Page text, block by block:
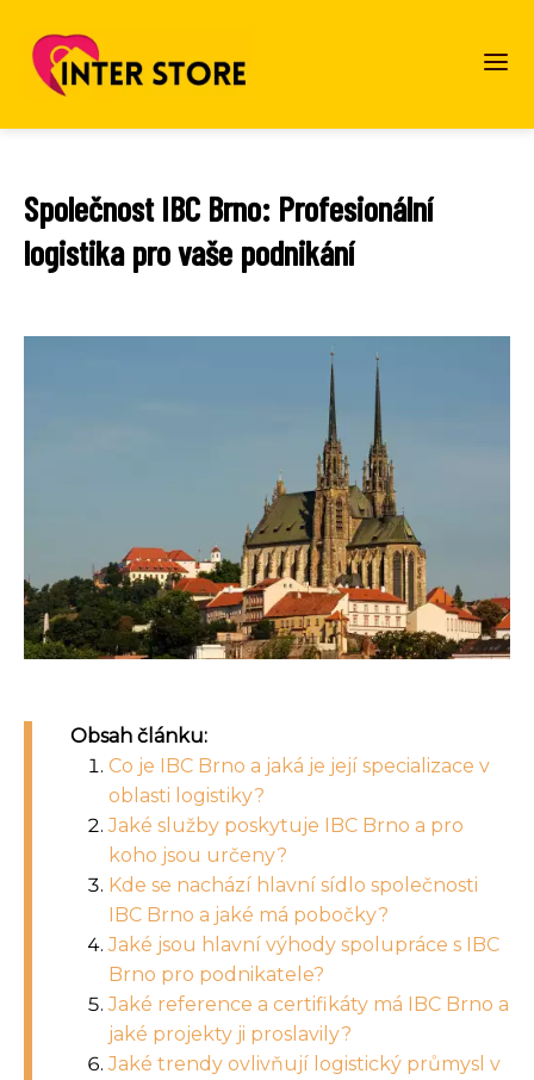
Společnost IBC Brno: Profesionální
logistika pro vaše podnikání
Obsah článku:
Co je IBC Brno a jaká je její specializace v
oblasti logistiky?
Jaké služby poskytuje IBC Brno a pro
koho jsou určeny?
Kde se nachází hlavní sídlo společnosti
IBC Brno a jaké má pobočky?
Jaké jsou hlavní výhody spolupráce s IBC
Brno pro podnikatele?
Jaké reference a certifikáty má IBC Brno a
jaké projekty ji proslavily?
Jaké trendy ovlivňují logistický průmysl v